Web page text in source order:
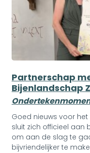
Partnerschap
Bijenlandschap
Goed nieuws voor
sluit zich officieel aan
om aan de slag te
bijvriendelijker te